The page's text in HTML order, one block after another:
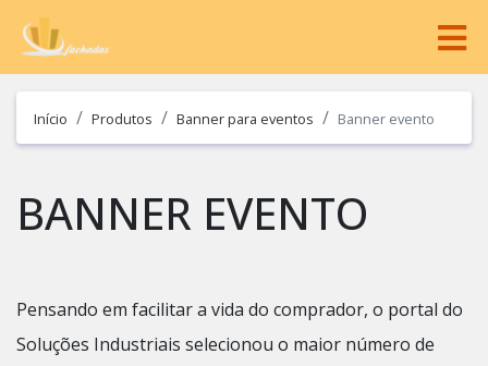
Início Produtos Banner para eventos Banner evento
BANNER EVENTO
Pensando em facilitar a vida do comprador, o portal do
Soluções Industriais selecionou o maior número de